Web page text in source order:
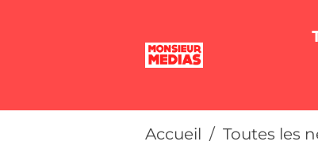
Accueil Toutes les